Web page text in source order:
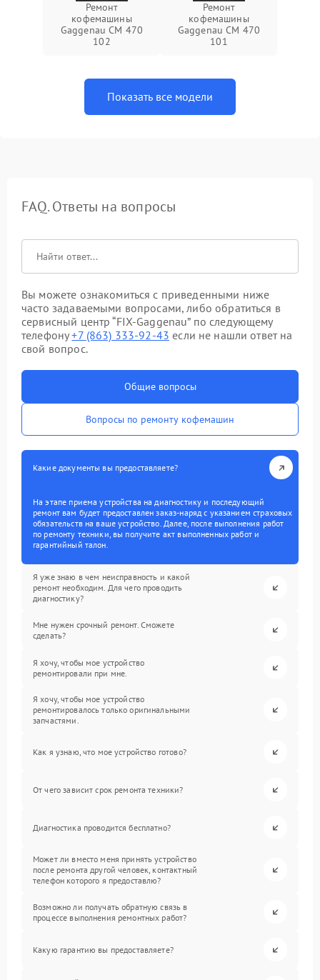
Ремонт
кофемашины
Gaggenau CM 470
102
Ремонт
кофемашины
Gaggenau CM 470
101
Показать все модели
FAQ. Ответы на вопросы
Вы можете ознакомиться с приведенными ниже
часто задаваемыми вопросами, либо обратиться в
сервисный центр “FIX-Gaggenau” по следующему
телефону+7 (863) 333-92-43 если не нашли ответ на
свой вопрос.
Общие вопросы
Вопросы по ремонту кофемашин
Какие документы вы предоставляете?
На этапе приема устройства на диагностику и последующий
ремонт вам будет предоставлен заказ-наряд с указанием страховых
обязательств на ваше устройство. Далее, после выполнения работ
по ремонту техники, вы получите акт выполненных работ и
гарантийный талон.
Я уже знаю в чем неисправность и какой
ремонт необходим. Для чего проводить
диагностику?
Мне нужен срочный ремонт. Сможете
сделать?
Я хочу, чтобы мое устройство
ремонтировали при мне.
Я хочу, чтобы мое устройство
ремонтировалось только оригинальными
запчастями.
Как я узнаю, что мое устройство готово?
От чего зависит срок ремонта техники?
Диагностика проводится бесплатно?
Может ли вместо меня принять устройство
после ремонта другой человек, контактный
телефон которого я предоставлю?
Возможно ли получать обратную связь в
процессе выполнения ремонтных работ?
Какую гарантию вы предоставляете?